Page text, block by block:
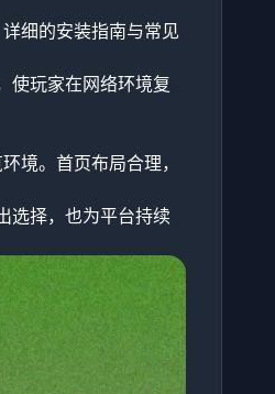
细的安装指南与常见
使玩家在网络环境复
境。首页布局合理，
选择，也为平台持续